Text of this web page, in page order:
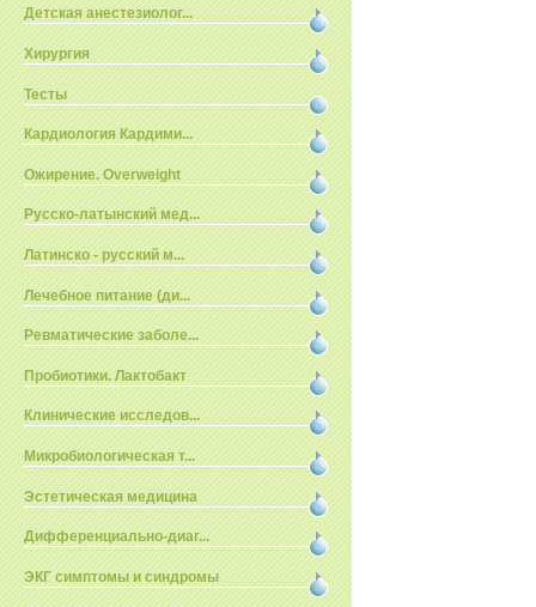
Детская анестезиолог...
Хирургия
Тесты
Кардиология Кардими...
Ожирение. Overweight
Русско-латынский мед...
Латинско - русский м...
Лечебное питание (ди...
Ревматические заболе...
Пробиотики. Лактобакт
Клинические исследов...
Микробиологическая т...
Эстетическая медицина
Дифференциально-диаг...
ЭКГ симптомы и синдромы